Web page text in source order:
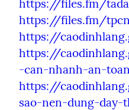
https://files.fm/
https://files.fm/
https://
https://
-can-nhanh-an-
https://
sao-nen-dung-